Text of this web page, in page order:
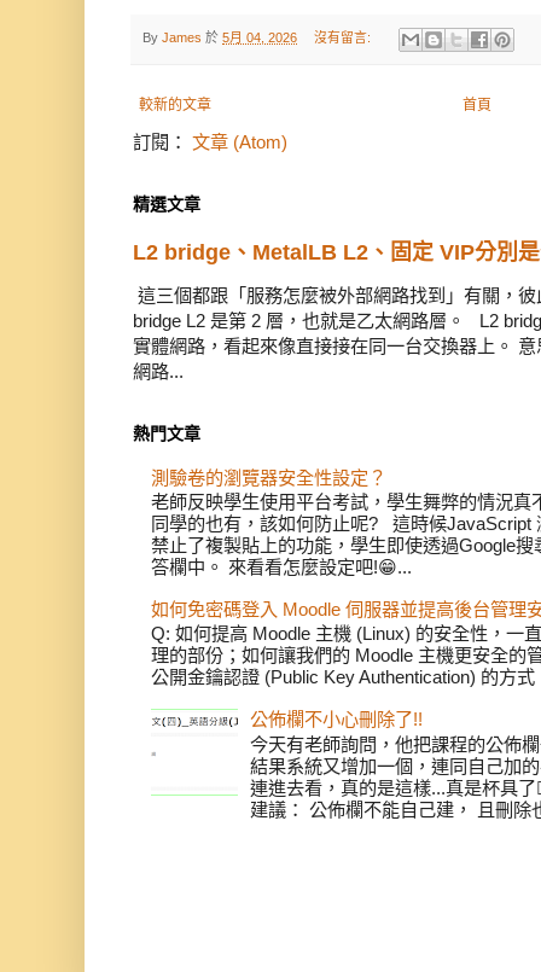
By James 於 5月 04, 2026 沒有留言:
較新的文章 首頁
訂閱： 文章 (Atom)
精選文章
L2 bridge、MetalLB L2、固定 VIP分別
這三個都跟「服務怎麼被外部網路找到」有關，
bridge L2 是第 2 層，也就是乙太網路層。 L2
實體網路，看起來像直接接在同一台交換器上。
網路...
熱門文章
測驗卷的瀏覽器安全性設定？
老師反映學生使用平台考試，學生舞弊的情況真
同學的也有，該如何防止呢? 這時候JavaScript
禁止了複製貼上的功能，學生即使透過Google
答欄中。 來看看怎麼設定吧!😁...
如何免密碼登入 Moodle 伺服器並提高後台管理
Q: 如何提高 Moodle 主機 (Linux) 的安全性，一
理的部份；如何讓我們的 Moodle 主機更安全的
公開金鑰認證 (Public Key Authentication) 的方
公佈欄不小心刪除了!!
今天有老師詢問，他把課程的公佈
結果系統又增加一個，連同自己加
連進去看，真的是這樣...真是杯具
建議： 公佈欄不能自己建， 且刪除